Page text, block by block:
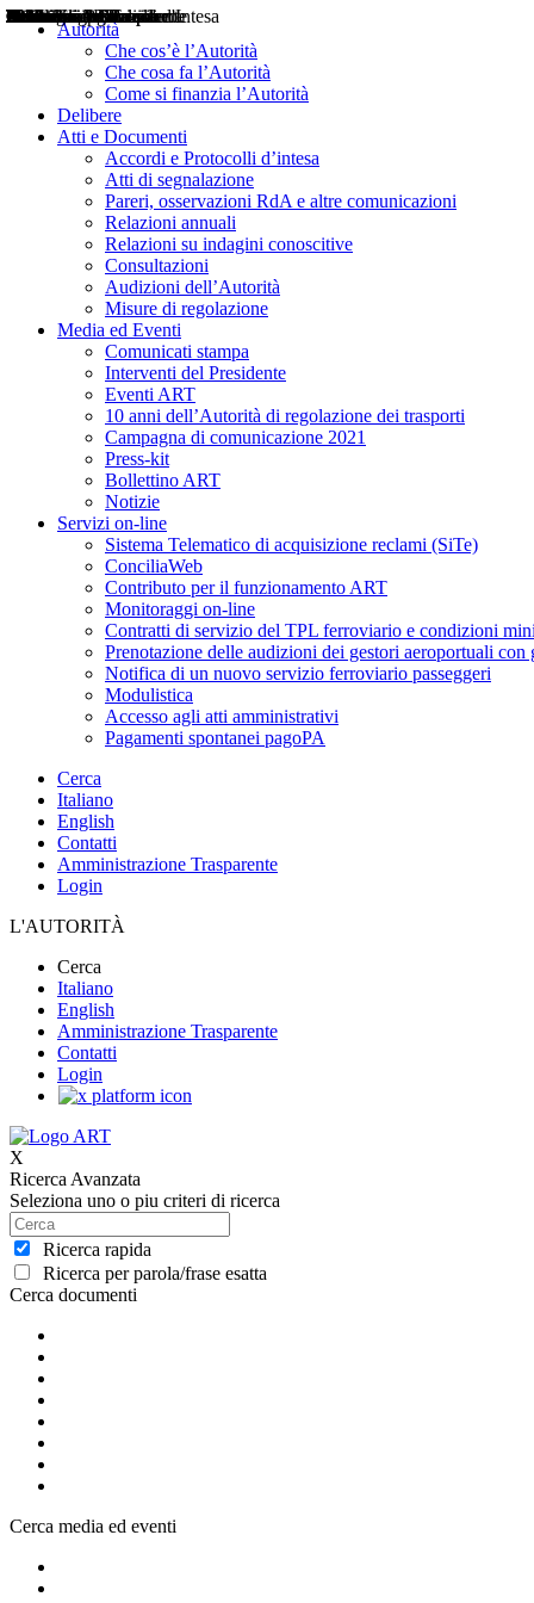
Autorità
Che cos’è l’Autorità
Che cosa fa l’Autorità
Come si finanzia l’Autorità
Delibere
Atti e Documenti
Accordi e Protocolli d’intesa
Atti di segnalazione
Pareri, osservazioni RdA e altre comunicazioni
Relazioni annuali
Relazioni su indagini conoscitive
Consultazioni
Audizioni dell’Autorità
Misure di regolazione
Media ed Eventi
Comunicati stampa
Interventi del Presidente
Eventi ART
10 anni dell’Autorità di regolazione dei trasporti
Campagna di comunicazione 2021
Press-kit
Bollettino ART
Notizie
Servizi on-line
Sistema Telematico di acquisizione reclami (SiTe)
ConciliaWeb
Contributo per il funzionamento ART
Monitoraggi on-line
Contratti di servizio del TPL ferroviario e condizioni
Prenotazione delle audizioni dei gestori aeroportuali con
Notifica di un nuovo servizio ferroviario passeggeri
Modulistica
Accesso agli atti amministrativi
Pagamenti spontanei pagoPA
Cerca
Italiano
English
Contatti
Amministrazione Trasparente
Login
L'AUTORITÀ
Cerca
Italiano
English
Amministrazione Trasparente
Contatti
Login
X
Ricerca Avanzata
Seleziona uno o piu criteri di ricerca
Ricerca rapida
Ricerca per parola/frase esatta
Cerca documenti
Delibere
Pareri
Consultazioni
Audizioni
Atti di Segnalazione
Accordi e Protocolli d'Intesa
Relazioni annuali
Misure di regolazione
Cerca media ed eventi
Notizie
Comunicati Stampa
Bollettini ART
Convegni ART
Interviste del Presidente
Articoli in primo piano
Interventi del Presidente
2004
2005
2010
2013
2014
2015
2016
2017
2018
2019
202
2020
2021
2022
2023
2024
2025
2026
Aereo
Marittimo
Terrestre